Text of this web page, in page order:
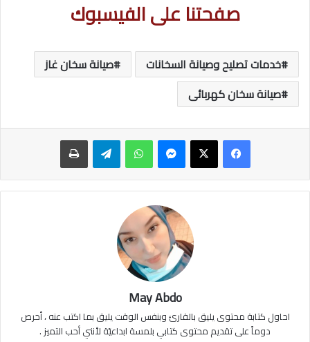
صفحتنا على الفيسبوك
خدمات تصليح وصيانة السخانات
صيانة سخان غاز
صيانة سخان كهربائى
ماسنجر واتساب تيلقرام طباعة
May Abdo
احاول كتابة محتوى يليق بالقارئ وبنفس الوقت يليق بما اكتب عنه ، أحرص
دوماً على تقديم محتوى كتابي بلمسة ابداعيّة لأنني أحب التميز .